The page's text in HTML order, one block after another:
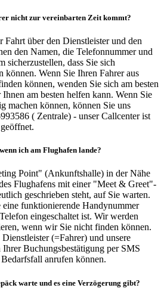
nicht zur vereinbarten Zeit kommt?
Fahrt über den Dienstleister und den
den Namen, die Telefonnummer und
sicherzustellen, dass Sie sich
können. Wenn Sie Ihren Fahrer aus
können, wenden Sie sich am besten
Ihnen am besten helfen kann. Wenn Sie
machen können, können Sie uns
( Zentrale) - unser Callcenter ist
ich am Flughafen lande?
Point" (Ankunftshalle) in der Nähe
Flughafens mit einer "Meet & Greet"-
geschrieben steht, auf Sie warten.
eine funktionierende Handynummer
eingeschaltet ist. Wir werden
wenn wir Sie nicht finden können.
(=Fahrer) und unsere
Buchungsbestätigung per SMS
anrufen können.
warte und es eine Verzögerung gibt?